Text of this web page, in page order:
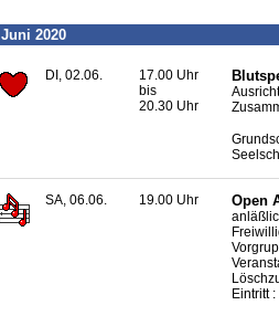
Juni 2020
DI, 02.06.
17.00 Uhr
bis
20.30 Uhr
SA, 06.06. 19.00 Uhr Open
Eintritt